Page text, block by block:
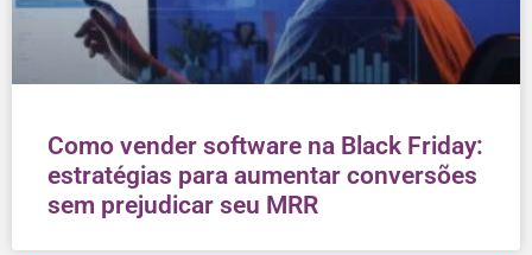
Como vender software na Black Friday:
estratégias para aumentar conversões
sem prejudicar seu MRR